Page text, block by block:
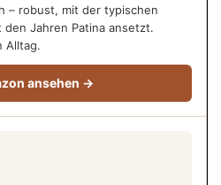
– robust, mit der typischen
Jahren Patina ansetzt.
Alltag.
ansehen →